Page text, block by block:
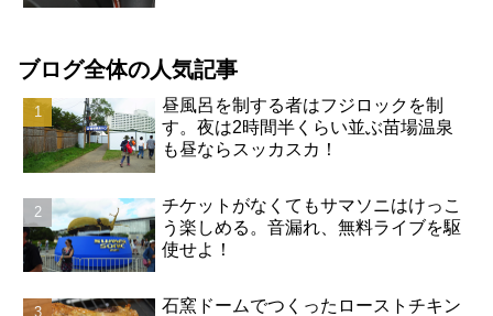
ブログ全体の人気記事
昼風呂を制する者はフジロックを制
す。夜は2時間半くらい並ぶ苗場温泉
も昼ならスッカスカ！
チケットがなくてもサマソニはけっこ
う楽しめる。音漏れ、無料ライブを駆
使せよ！
石窯ドームでつくったローストチキン